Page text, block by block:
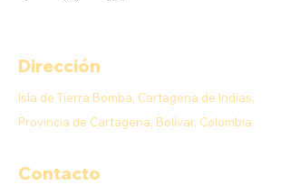
Dirección
Isla de Tierra Bomba, Cartagena de Indias,
Provincia de Cartagena, Bolívar, Colombia
Contacto